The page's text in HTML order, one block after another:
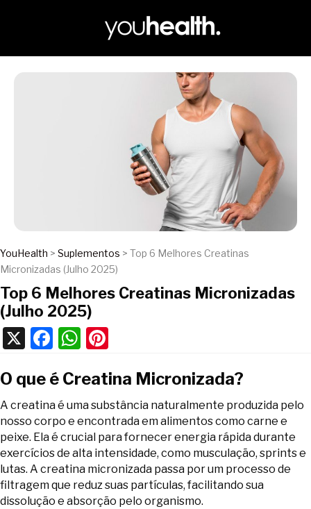
YouHealth > Suplementos > Top 6 Melhores Creatinas
Micronizadas (Julho 2025)
Top 6 Melhores Creatinas Micronizadas
(Julho 2025)
X
F
c
e
b
o
o
k
W
at
s
A
p
p
er
e
st
O que é Creatina Micronizada?
A creatina é uma substância naturalmente produzida pelo
nosso corpo e encontrada em alimentos como carne e
peixe. Ela é crucial para fornecer energia rápida durante
exercícios de alta intensidade, como musculação, sprints e
lutas. A creatina micronizada passa por um processo de
filtragem que reduz suas partículas, facilitando sua
dissolução e absorção pelo organismo.